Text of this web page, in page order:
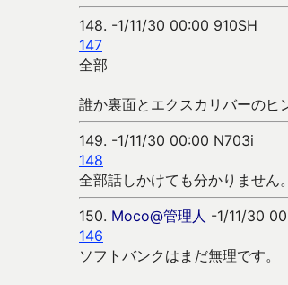
148. -1/11/30 00:00 910SH
147
全部
誰か裏面とエクスカリバーのヒ
149. -1/11/30 00:00 N703i
148
全部話しかけても分かりません。
150. Moco@管理人 -1/11/30
146
ソフトバンクはまだ無理です。